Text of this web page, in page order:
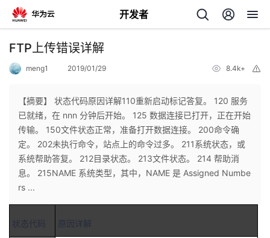
开发者
返
个
人
主
我
的
开
FTP上传错误详解
meng1 2019/01/29 8.4k+
【摘要】 状态代码原因详解110重新启动标记答复。 120 服务
已就绪，在 nnn 分钟后开始。 125 数据连接已打开，正在开始
传输。 150文件状态正常，准备打开数据连接。 200命令确
定。 202未执行命令，站点上的命令过多。 211系统状态，或
系统帮助答复。 212目录状态。 213文件状态。 214 帮助消
息。 215NAME 系统类型，其中，NAME 是 Assigned Numbe
rs ...
状态代码 原因详解